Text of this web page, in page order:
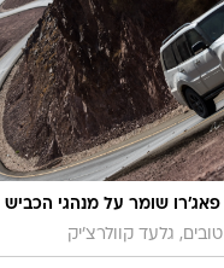
שומר על מנהגי הכביש
טובים, גלעד קוולרצ'יק